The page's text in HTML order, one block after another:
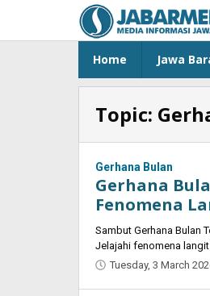
content
Home Jawa
Topic:
Gerhana Bulan
Gerhana
Fenomena
Sambut Gerhana Bulan
Jelajahi fenomena
Tuesday, 3 March